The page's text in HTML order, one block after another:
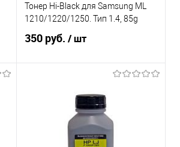
Тонер Hi-Black для Samsung ML
1210/1220/1250. Тип 1.4, 85g
350 руб./ шт
Купить в 1 клик
Сравнение
В избранное